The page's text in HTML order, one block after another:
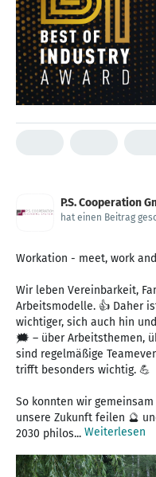
P.S. Cooperation
hat einen Beitrag
Workation - meet, work
Wir leben Vereinbarkeit,
Arbeitsmodelle. 👍 Daher
wichtiger, sich auch hin
🗯 – über Arbeitsthemen,
sind regelmäßige
trifft besonders wichtig. 💪
So konnten wir
unsere Zukunft feilen 🔮
2030 philos... Weiterlesen